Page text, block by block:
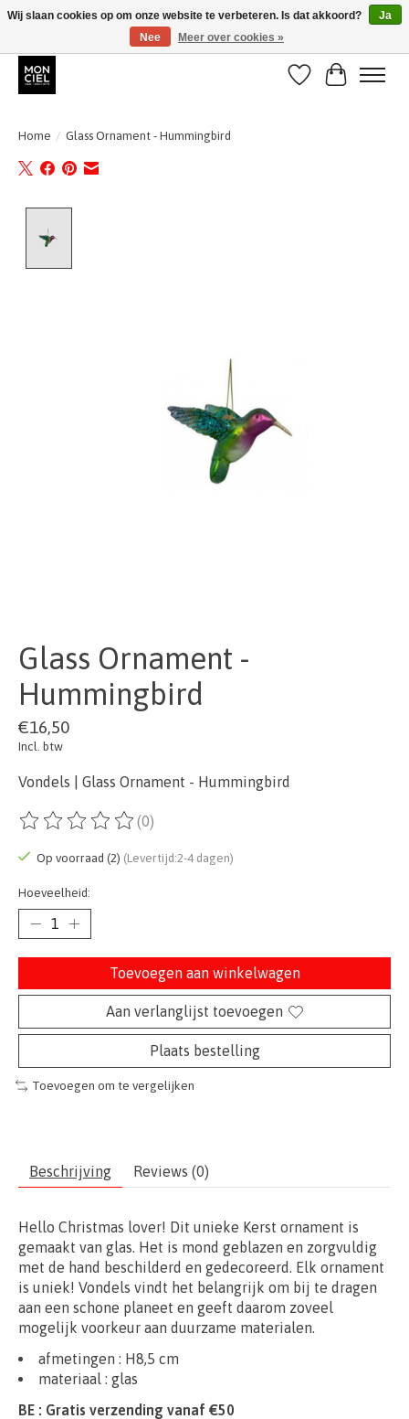
BE + NL : GRATIS VERZENDING van 31/07 t;e.m. 17/8
Verlanglijst
Home / Glass Ornament - Hummingbird
Glass Ornament -
Hummingbird
€16,50
Incl. btw
Vondels | Glass Ornament - Hummingbird
De beoordeling van dit product is
(0)
Op voorraad (2) (Levertijd:2-4 dagen)
Hoeveelheid:
Toevoegen aan winkelwagen
Aan verlanglijst toevoegen
Plaats bestelling
Toevoegen om te vergelijken
Beschrijving Reviews (0)
Hello Christmas lover! Dit unieke Kerst ornament is
gemaakt van glas. Het is mond geblazen en zorgvuldig
met de hand beschilderd en gedecoreerd. Elk ornament
is uniek! Vondels vindt het belangrijk om bij te dragen
aan een schone planeet en geeft daarom zoveel
mogelijk voorkeur aan duurzame materialen.
afmetingen : H8,5 cm
materiaal : glas
BE : Gratis verzending vanaf €50
Wij slaan cookies op om onze website te verbeteren. Is dat akkoord?
Ja
Nee
Meer over cookies »